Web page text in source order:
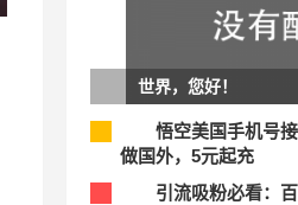
世界，您好！
悟空美国手机号
做国外，5元起充
引流吸粉必看：